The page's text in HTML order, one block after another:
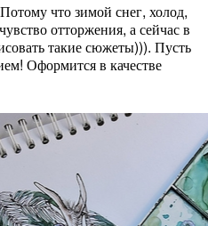
что зимой снег, холод,
отторжения, а сейчас в
такие сюжеты))). Пусть
Оформится в качестве